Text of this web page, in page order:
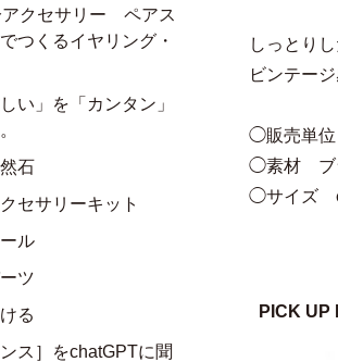
しっとり
ビンテー
◯販売単
◯素材 ブ
◯サイズ
PICK UP
アクセサリー ペアス
つくるイヤリング・
い」を「カンタン」
石
セサリーキット
ル
ツ
る
ス］をchatGPTに聞